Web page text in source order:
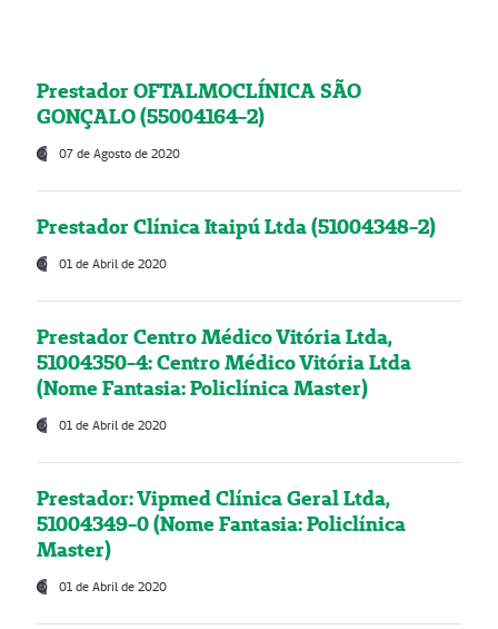
Prestador OFTALMOCLÍNICA SÃO
GONÇALO (55004164-2)
07 de Agosto de 2020
Prestador Clínica Itaipú Ltda (51004348-2)
01 de Abril de 2020
Prestador Centro Médico Vitória Ltda,
51004350-4: Centro Médico Vitória Ltda
(Nome Fantasia: Policlínica Master)
01 de Abril de 2020
Prestador: Vipmed Clínica Geral Ltda,
51004349-0 (Nome Fantasia: Policlínica
Master)
01 de Abril de 2020